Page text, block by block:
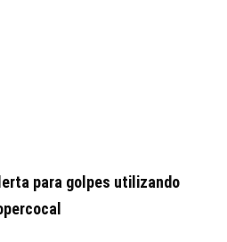
para golpes utilizando